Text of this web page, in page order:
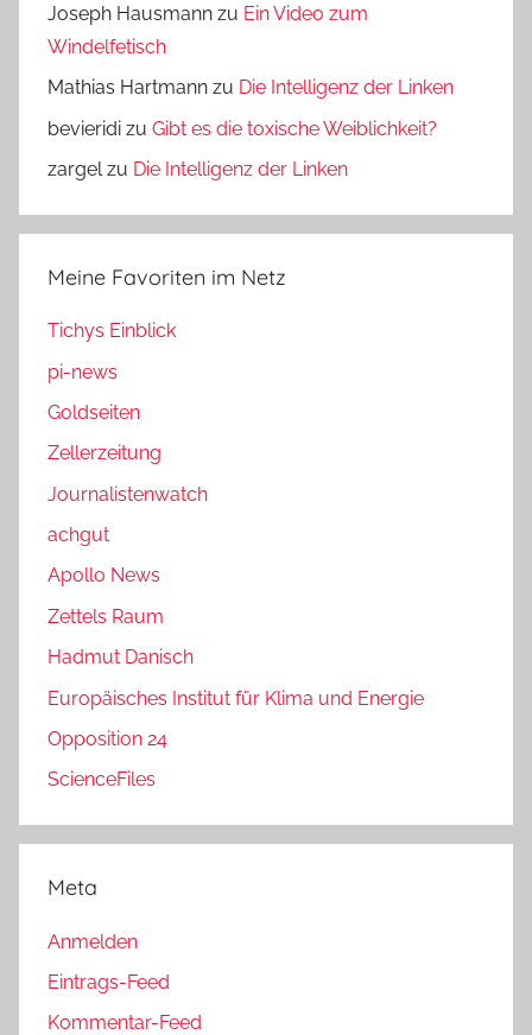
Joseph Hausmann zu Ein Video zum
Windelfetisch
Mathias Hartmann zu Die Intelligenz der Linken
bevieridi zu Gibt es die toxische Weiblichkeit?
zargelzu Die Intelligenz der Linken
Meine Favoriten im Netz
Tichys Einblick
pi-news
Goldseiten
Zellerzeitung
Journalistenwatch
achgut
Apollo News
Zettels Raum
Hadmut Danisch
Europäisches Institut für Klima und Energie
Opposition 24
ScienceFiles
Meta
Anmelden
Eintrags-Feed
Kommentar-Feed